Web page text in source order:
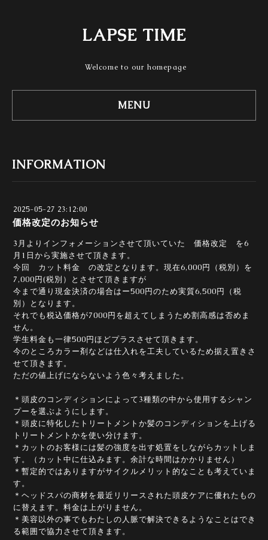
LAPSE TIME
Welcome to our homepage
MENU
INFORMATION
2025-05-27 23:12:00
価格改定のお知らせ
3月よりインフォメーションさせて頂いていた 価格改定 を6
月1日から実施させて頂きます。
今回 カット料金 の改定となります。現在6,000円（税別）を
7,000円(税別）とさせて頂きますが
今まで通り現金決済の場合はー500円のため実質6,500円（税
別）となります。
それでも税込価格が7000円を超えてしまうため割高感は否めま
せん。
学生料金も一律500円ほどプラスさせて頂きます。
今のところカラー剤などは仕入れを工夫しているため据え置きさ
せて頂きます。
ただの値上げにならないよう色々考えました。
＊頭皮のコンディションによって3種類の中から使用するシャン
プーを選ぶようにします。
＊頭皮に特化したトリートメントか髪のコンディションを上げる
トリートメントかを使い分けます。
＊カットのお客様には髪の強度を出す処置をしながらカットしま
す。（カット中に仕込みます。余計な時間はかかりません）
＊暫定的ではありますがサイクルメリット的なことも考えていま
す。
＊ヘッドスパの商材を最近リリースされた頭皮ケアに優れたもの
に替えます。料金は上がりません。
＊美容以外の事でもわたしの人脈で解決できるようなことはでき
る範囲で協力させて頂きます。